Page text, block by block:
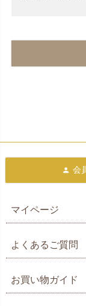
会
マイページ
よくあるご質問
お買い物ガイド